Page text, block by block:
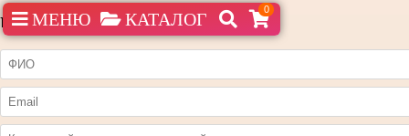
Нашли дешевле?
МЕНЮ КАТАЛОГ 0